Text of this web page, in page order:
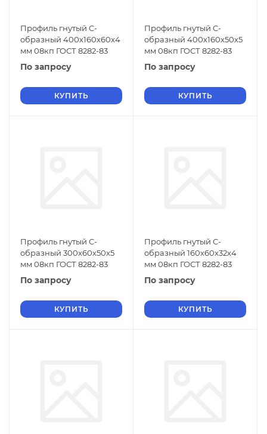
Профиль гнутый C-
образный 400х160х60х4
мм 08кп ГОСТ 8282-83
По запросу
КУПИТЬ
Профиль гнутый C-
образный 400х160х50х5
мм 08кп ГОСТ 8282-83
По запросу
КУПИТЬ
Профиль гнутый C-
образный 300х60х50х5
мм 08кп ГОСТ 8282-83
По запросу
КУПИТЬ
Профиль гнутый C-
образный 160х60х32х4
мм 08кп ГОСТ 8282-83
По запросу
КУПИТЬ